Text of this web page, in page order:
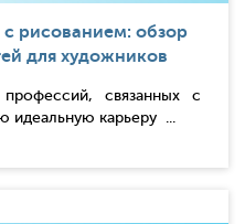
рисованием: обзор
для художников
связанных с
идеальную карьеру ...